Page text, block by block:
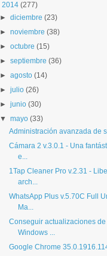
2014 (277)
►diciembre (23)
►noviembre (38)
►octubre (15)
►septiembre (36)
►agosto (14)
►julio (26)
►junio (30)
▼mayo (33)
Administración avanzada de
Cámara 2 v.3.0.1 - Una
e...
1Tap Cleaner Pro v.2.31 -
arch...
WhatsApp Plus v.5.70C Full
Ma...
Conseguir actualizaciones
Windows ...
Google Chrome